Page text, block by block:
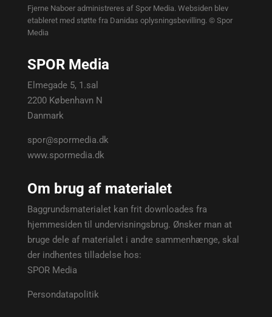
Fjerne Naboer administreres af Spor Media. Websiden blev
etableret med støtte fra Danidas oplysningsbevilling. © Spor
Media
SPOR Media
Elmegade 5, 1.sal
2200 København N
Danmark
spor@spormedia.dk
www.spormedia.dk
Om brug af materialet
Baggrundsmaterialet kan frit downloades fra
hjemmesiden til undervisningsbrug. Ønsker man at
bruge dele af materialet i andre sammenhænge, skal
der indhentes tilladelse hos:
SPOR Media
Persondatapolitik